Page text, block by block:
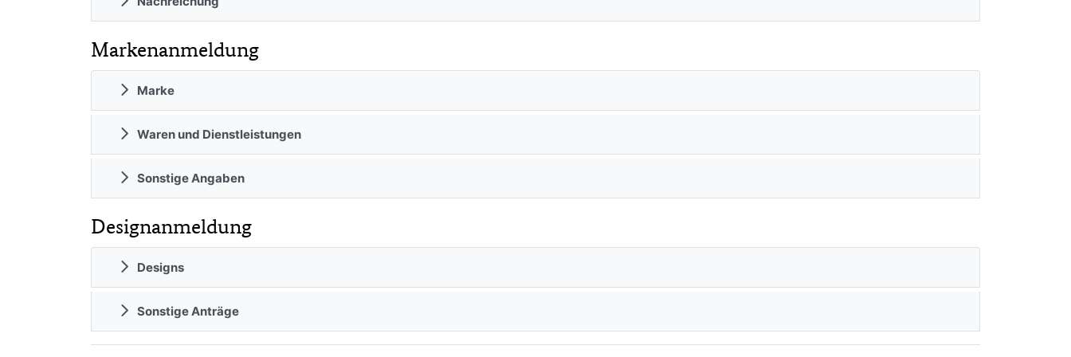
Markenanmeldung
Marke
Waren und Dienstleistungen
Sonstige Angaben
Designanmeldung
Designs
Sonstige Anträge